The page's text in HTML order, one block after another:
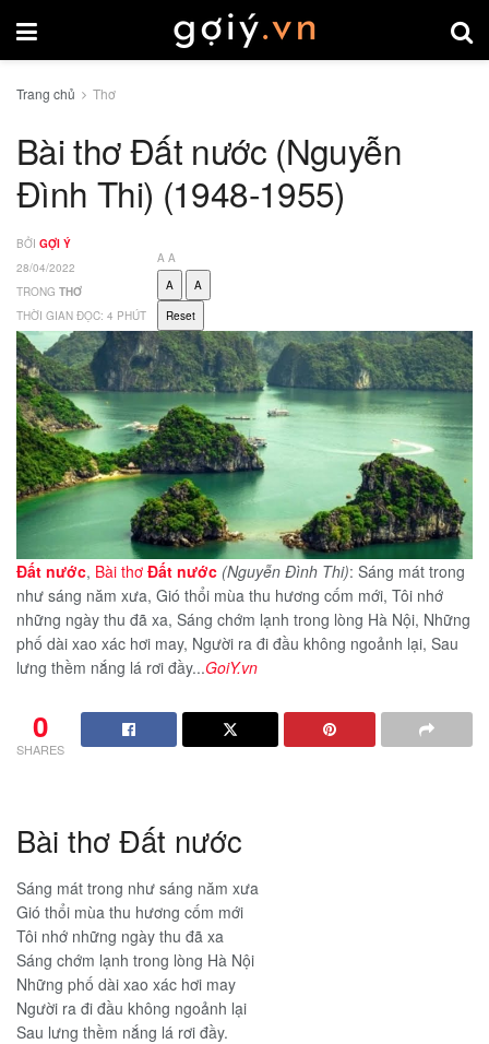
Trang chủ Thơ
Bài thơ Đất nước (Nguyễn
Đình Thi) (1948-1955)
BỞI GỢI Ý
28/04/2022
TRONG THƠ
THỜI GIAN ĐỌC: 4 PHÚT
A A
A
A
Reset
Đất nước, Bài thơ Đất nước (Nguyễn Đình Thi): Sáng mát trong
như sáng năm xưa, Gió thổi mùa thu hương cốm mới, Tôi nhớ
những ngày thu đã xa, Sáng chớm lạnh trong lòng Hà Nội, Những
phố dài xao xác hơi may, Người ra đi đầu không ngoảnh lại, Sau
lưng thềm nắng lá rơi đầy...GoiY.vn
0
SHARES
Bài thơ Đất nước
Sáng mát trong như sáng năm xưa
Gió thổi mùa thu hương cốm mới
Tôi nhớ những ngày thu đã xa
Sáng chớm lạnh trong lòng Hà Nội
Những phố dài xao xác hơi may
Người ra đi đầu không ngoảnh lại
Sau lưng thềm nắng lá rơi đầy.